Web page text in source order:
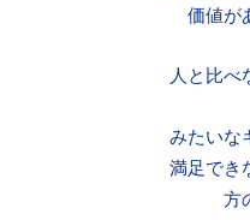
価値が
人と比べ
みたいな
満足でき
方